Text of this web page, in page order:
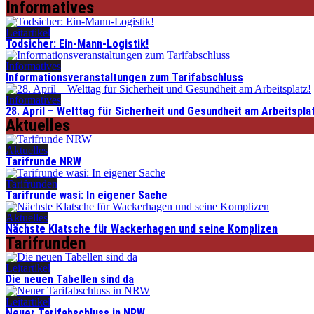
Informatives
Leitartikel
Todsicher: Ein-Mann-Logistik!
Informatives
Informationsveranstaltungen zum Tarifabschluss
Informatives
28. April – Welttag für Sicherheit und Gesundheit am
Aktuelles
Aktuelles
Tarifrunde NRW
Tarifrunden
Tarifrunde wasi: In eigener Sache
Aktuelles
Nächste Klatsche für Wackerhagen und seine Komplizen
Tarifrunden
Leitartikel
Die neuen Tabellen sind da
Leitartikel